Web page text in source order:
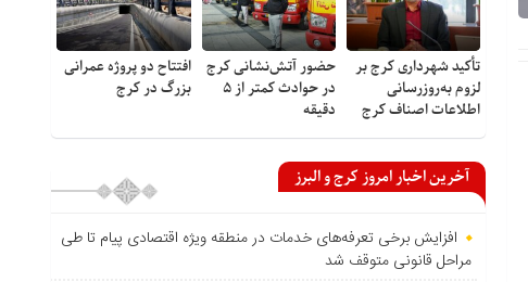
تأکید شهرداری کرج بر
لزوم به‌روزرسانی
اطلاعات اصناف کرج
حضور آتش‌نشانی کرج
در حوادث کمتر از ۵
دقیقه
افتتاح دو پروژه عمرانی
بزرگ در کرج
آخرین اخبار امروز کرج و البرز
افزایش برخی تعرفه‌های خدمات در منطقه ویژه اقتصادی پیام تا طی
مراحل قانونی متوقف شد